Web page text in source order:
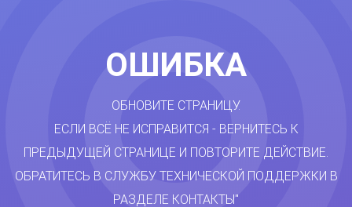
ОШИБКА
ОБНОВИТЕ СТРАНИЦУ.
ЕСЛИ ВСЁ НЕ ИСПРАВИТСЯ - ВЕРНИТЕСЬ К
ПРЕДЫДУЩЕЙ СТРАНИЦЕ И ПОВТОРИТЕ ДЕЙСТВИЕ.
ОБРАТИТЕСЬ В СЛУЖБУ ТЕХНИЧЕСКОЙ ПОДДЕРЖКИ В
РАЗДЕЛЕ КОНТАКТЫ"